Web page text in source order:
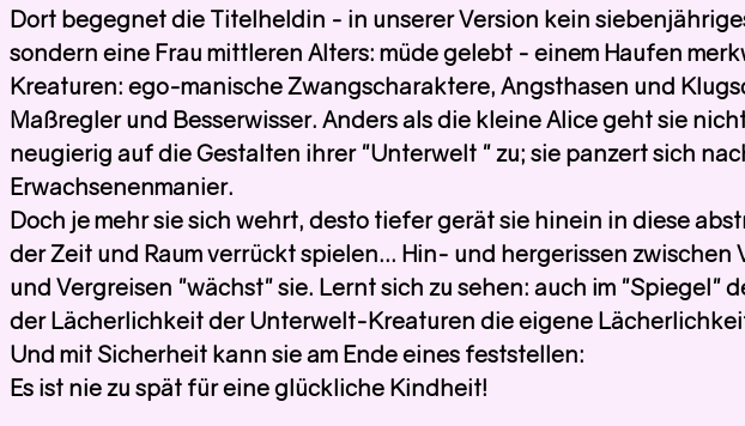
Dort begegnet die Titelheldin - in unserer Version kein
sondern eine Frau mittleren Alters: müde gelebt - einem Haufen
Kreaturen: ego-manische Zwangscharaktere, Angsthasen und
Maßregler und Besserwisser. Anders als die kleine Alice geht sie
neugierig auf die Gestalten ihrer "Unterwelt " zu; sie panzert sich
Erwachsenenmanier.
Doch je mehr sie sich wehrt, desto tiefer gerät sie hinein in diese
der Zeit und Raum verrückt spielen... Hin- und hergerissen zwischen
und Vergreisen "wächst" sie. Lernt sich zu sehen: auch im "Spiegel"
der Lächerlichkeit der Unterwelt-Kreaturen die eigene
Und mit Sicherheit kann sie am Ende eines feststellen:
Es ist nie zu spät für eine glückliche Kindheit!